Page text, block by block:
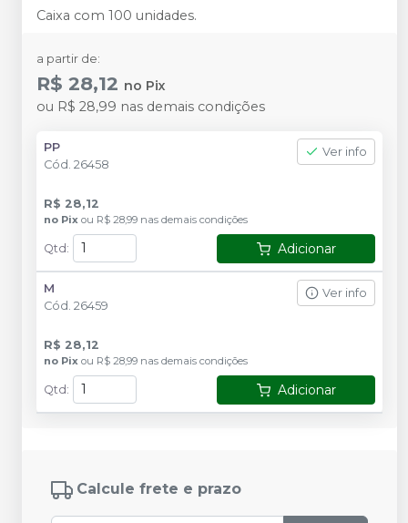
Caixa com 100 unidades.
a partir de:
R$ 28,12 no Pix
ou R$ 28,99 nas demais condições
PP
Cód. 26458
Ver info
R$ 28,12
no Pix ou R$ 28,99 nas demais condições
Qtd : Adicionar
M
Cód. 26459
Ver info
R$ 28,12
no Pix ou R$ 28,99 nas demais condições
Qtd : Adicionar
Calcule frete e prazo